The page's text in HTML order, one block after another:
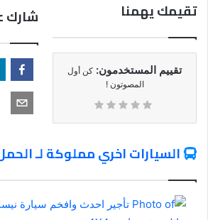
تقيمك يهمنا
تقييم المستخدمون: كن أول
المصوتون !
شارك
السيارات اخري مملوكة لـ